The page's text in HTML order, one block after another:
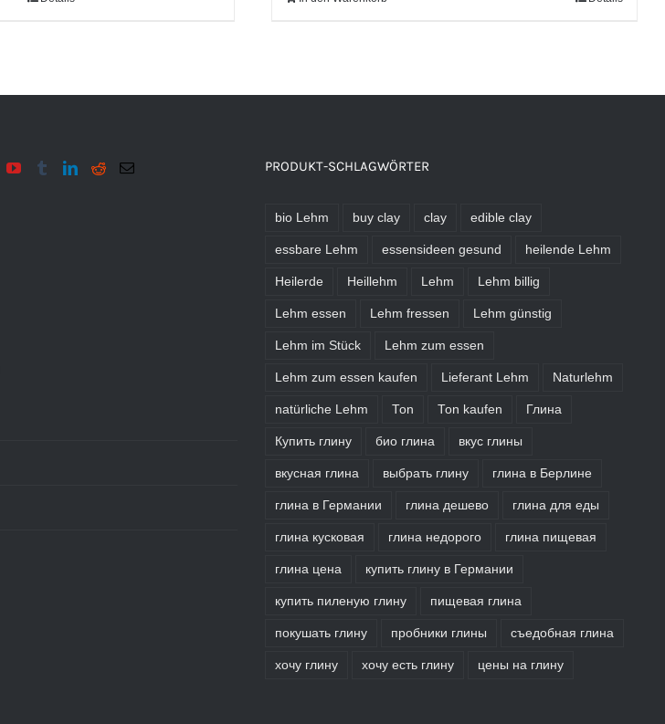
PRODUKT-SCHLAGWÖRTER
bio Lehm buy clay clay edible clay
essbare Lehm essensideen gesund heilende Lehm
Heilerde Heillehm Lehm Lehm billig
Lehm essen Lehm fressen Lehm günstig
Lehm im Stück Lehm zum essen
Lehm zum essen kaufen Lieferant Lehm Naturlehm
natürliche Lehm Ton Ton kaufen Глина
Купить глину био глина вкус глины
вкусная глина выбрать глину глина в Берлине
глина в Германии глина дешево глина для еды
глина кусковая глина недорого глина пищевая
глина цена купить глину в Германии
купить пиленую глину пищевая глина
покушать глину пробники глины съедобная глина
хочу глину хочу есть глину цены на глину